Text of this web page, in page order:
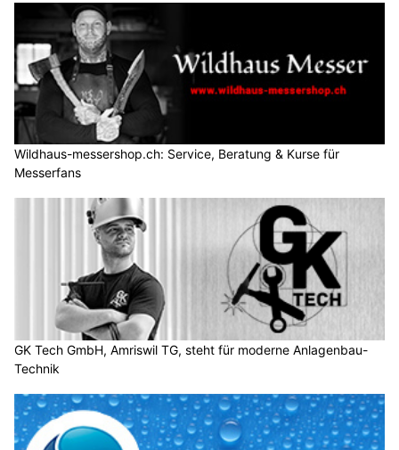
Wildhaus-messershop.ch: Service, Beratung & Kurse für
Messerfans
GK Tech GmbH, Amriswil TG, steht für moderne Anlagenbau-
Technik